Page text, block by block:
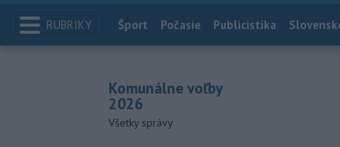
RUBRIKY Index
Šport Počasie Publicistika
Komunálne voľby
2026
Všetky správy